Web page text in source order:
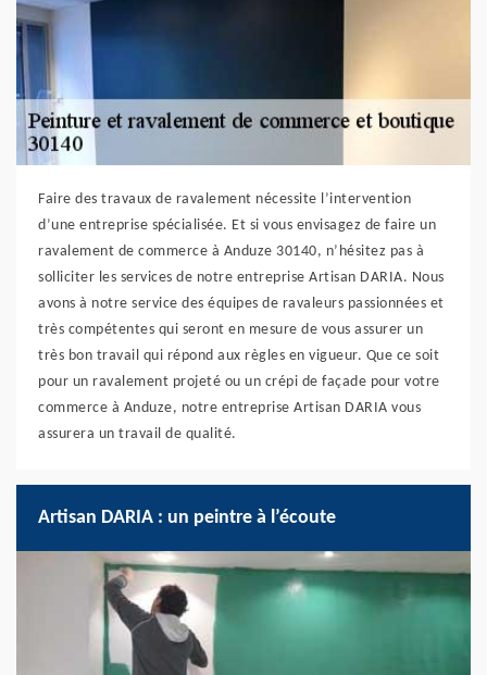
Faire des travaux de ravalement nécessite l’intervention
d’une entreprise spécialisée. Et si vous envisagez de faire un
ravalement de commerce à Anduze 30140, n’hésitez pas à
solliciter les services de notre entreprise Artisan DARIA. Nous
avons à notre service des équipes de ravaleurs passionnées et
très compétentes qui seront en mesure de vous assurer un
très bon travail qui répond aux règles en vigueur. Que ce soit
pour un ravalement projeté ou un crépi de façade pour votre
commerce à Anduze, notre entreprise Artisan DARIA vous
assurera un travail de qualité.
Artisan DARIA : un peintre à l’écoute